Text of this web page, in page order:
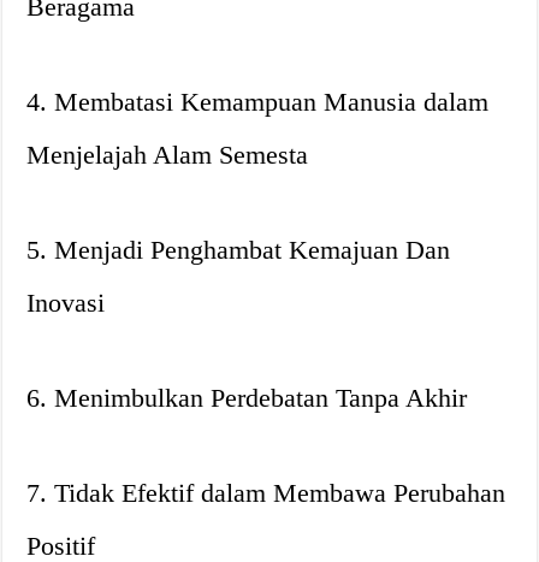
Beragama
4. Membatasi Kemampuan Manusia dalam
Menjelajah Alam Semesta
5. Menjadi Penghambat Kemajuan Dan
Inovasi
6. Menimbulkan Perdebatan Tanpa Akhir
7. Tidak Efektif dalam Membawa Perubahan
Positif